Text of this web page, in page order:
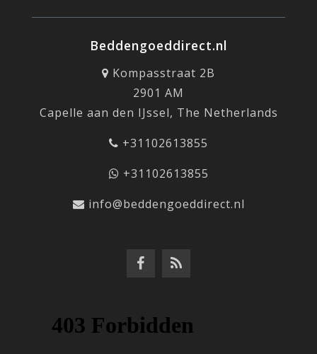
Beddengoeddirect.nl
Kompasstraat 2B
2901 AM
Capelle aan den IJssel, The Netherlands
+31102613855
+31102613855
info@beddengoeddirect.nl